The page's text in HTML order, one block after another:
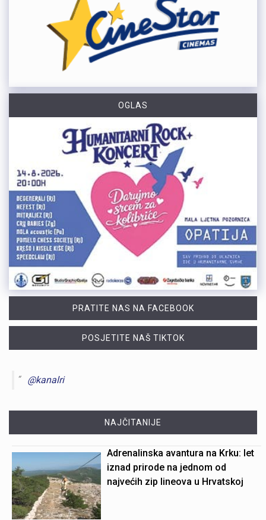
OGLAS
PRATITE NAS NA FACEBOOK
POSJETITE NAŠ TIKTOK
@kanalri
NAJČITANIJE
Adrenalinska avantura na Krku: let
iznad prirode na jednom od
najvećih zip lineova u Hrvatskoj